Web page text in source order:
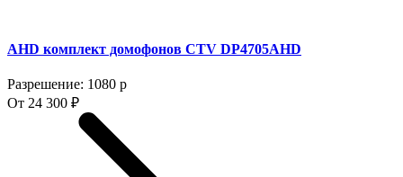
AHD комплект домофонов CTV DP4705AHD
Разрешение: 1080 p
От 24 300 ₽